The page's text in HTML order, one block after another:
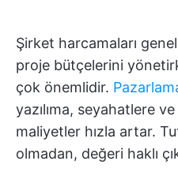
Şirket harcamaları
proje bütçelerini
çok önemlidir.
yazılıma, seyahatlere
maliyetler hızla artar.
olmadan, değeri haklı